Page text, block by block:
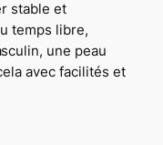
stable et
temps libre,
une peau
avec facilités et